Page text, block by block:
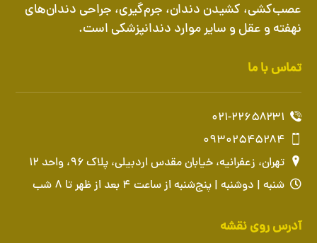
عصب‌کشی، کشیدن دندان، جرم‌گیری، جراحی دندان‌های
نهفته و عقل و سایر موارد دندانپزشکی است.
تماس با ما
۰۲۱-۲۲۶۵۸۲۳۱
۰۹۳۰۲۵۴۵۲۸۴
تهران، زعفرانیه، خیابان مقدس اردبیلی، پلاک ۹۶، واحد ۱۲
شنبه | دوشنبه | پنج‌شنبه از ساعت ۴ بعد از ظهر تا ۸ شب
آدرس روی نقشه